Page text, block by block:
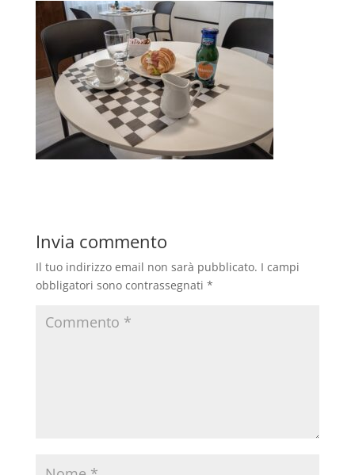
Invia commento
Il tuo indirizzo email non sarà pubblicato. I campi
obbligatori sono contrassegnati *